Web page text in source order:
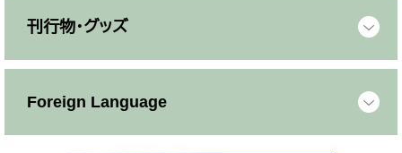
刊行物・グッズ
Foreign Language